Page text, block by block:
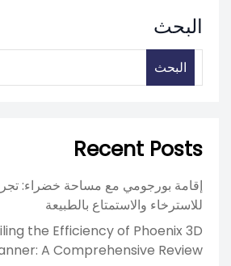
البحث
البحث
Recent Posts
إقامة بورجومي مع مساحة خضراء:
للاسترخاء والاستمتاع بالطبيعة
the Efficiency of Phoenix 3D
A Comprehensive Review